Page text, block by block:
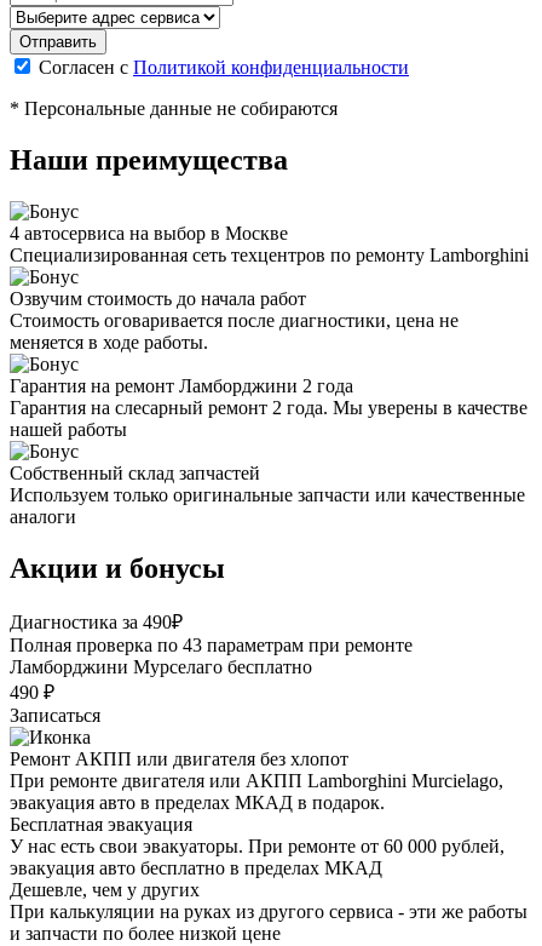
Согласен с Политикой конфиденциальности
* Персональные данные не собираются
Наши преимущества
4 автосервиса на выбор в Москве
Специализированная сеть техцентров по ремонту Lamborghini
Озвучим стоимость до начала работ
Стоимость оговаривается после диагностики, цена не
меняется в ходе работы.
Гарантия на ремонт Ламборджини 2 года
Гарантия на слесарный ремонт 2 года. Мы уверены в качестве
нашей работы
Собственный склад запчастей
Используем только оригинальные запчасти или качественные
аналоги
Акции и бонусы
Диагностика за 490₽
Полная проверка по 43 параметрам при ремонте
Ламборджини Мурселаго бесплатно
490 ₽
Записаться
Ремонт АКПП или двигателя без хлопот
При ремонте двигателя или АКПП Lamborghini Murcielago,
эвакуация авто в пределах МКАД в подарок.
Бесплатная эвакуация
У нас есть свои эвакуаторы. При ремонте от 60 000 рублей,
эвакуация авто бесплатно в пределах МКАД
Дешевле, чем у других
При калькуляции на руках из другого сервиса - эти же работы
и запчасти по более низкой цене